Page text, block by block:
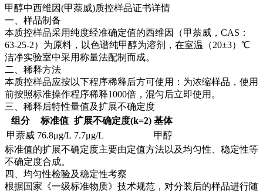
甲醇中西维因(甲萘威)质控样品证书详情
一、样品制备
本质控样品采用纯度经准确定值的西维因（甲萘威，CAS：
63-25-2）为原料，以色谱纯甲醇为溶剂，在室温（20±3）℃
洁净实验室中采用称量法配制而成。
二、稀释方法
本质控样品应按以下程序稀释后方可使用：为浓缩样品，使用
前按照标准操作程序稀释1000倍，混匀后立即使用。
三、稀释后特性量值及扩展不确定度
组分
标准值 扩展不确定度(k=2) 基体
甲萘威 76.8μg/L 7.7μg/L
甲醇
标准值的扩展不确定度主要由定值方法以及均匀性、稳定性等
不确定度合成。
四、均匀性检验及稳定性考察
根据国家《一级标准物质》技术规范，对分装后的样品进行随